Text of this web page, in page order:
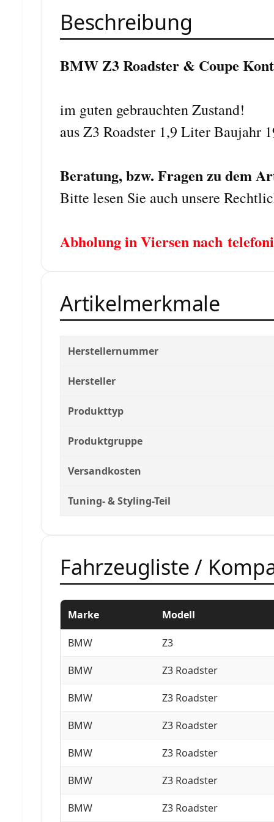
Beschreibung
BMW Z3 Roadster & Coupe
im guten gebrauchten Zustand!
aus Z3 Roadster 1,9 Liter Baujahr
Beratung, bzw. Fragen zu dem
Bitte lesen Sie auch unsere
Abholung in Viersen nach
Artikelmerkmale
Herstellernummer
Hersteller
Produkttyp
Produktgruppe
Versandkosten
Tuning- & Styling-Teil
Fahrzeugliste /
Marke Modell
BMW Z3
BMW Z3 Roadster
BMW Z3 Roadster
BMW Z3 Roadster
BMW Z3 Roadster
BMW Z3 Roadster
BMW Z3 Roadster